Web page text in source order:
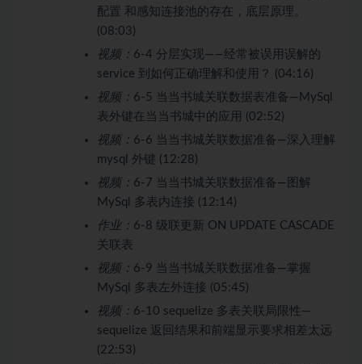
配置 和感知连接池的存在，底层原理。
(08:03)
视频： 6-4 分层实现——经常被误用误解的
service 到如何正确理解和使用？ (04:16)
视频： 6-5 当当书城关联数据表准备—MySql
表外键在当当书城中的应用 (02:52)
视频： 6-6 当当书城关联数据准备—深入理解
mysql 外键 (12:28)
视频： 6-7 当当书城关联数据准备—图解
MySql 多表内连接 (12:14)
作业： 6-8 级联更新 ON UPDATE CASCADE
关联表
视频： 6-9 当当书城关联数据准备—掌握
MySql 多表左外连接 (05:45)
视频： 6-10 sequelize 多表关联局限性—
sequelize 返回结果和前端显示要求相差太远
(22:53)